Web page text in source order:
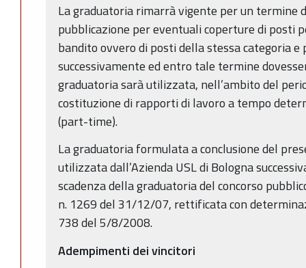
La graduatoria rimarrà vigente per un termine
pubblicazione per eventuali coperture di posti
bandito ovvero di posti della stessa categoria
successivamente ed entro tale termine
graduatoria sarà utilizzata, nell’ambito del
costituzione di rapporti di lavoro a tempo
(part-time).
La graduatoria formulata a conclusione del
utilizzata dall’Azienda USL di Bologna
scadenza della graduatoria del concorso
n. 1269 del 31/12/07, rettificata con
738 del 5/8/2008.
Adempimenti dei vincitori